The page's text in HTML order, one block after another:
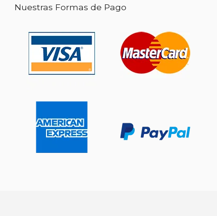
Nuestras Formas de Pago